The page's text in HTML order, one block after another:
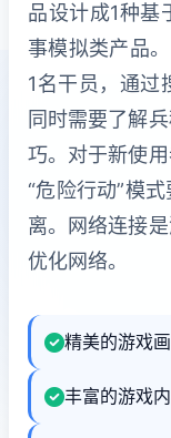
品设计成1种基
事模拟类产品
1名干员，通过
同时需要了解
巧。对于新使
“危险行动”模
离。网络连接
优化网络。
精美的游戏
丰富的游戏